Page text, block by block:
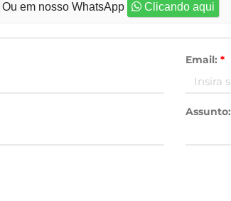
Ou em nosso WhatsApp Clicando aqui
Email: *
Assunto: